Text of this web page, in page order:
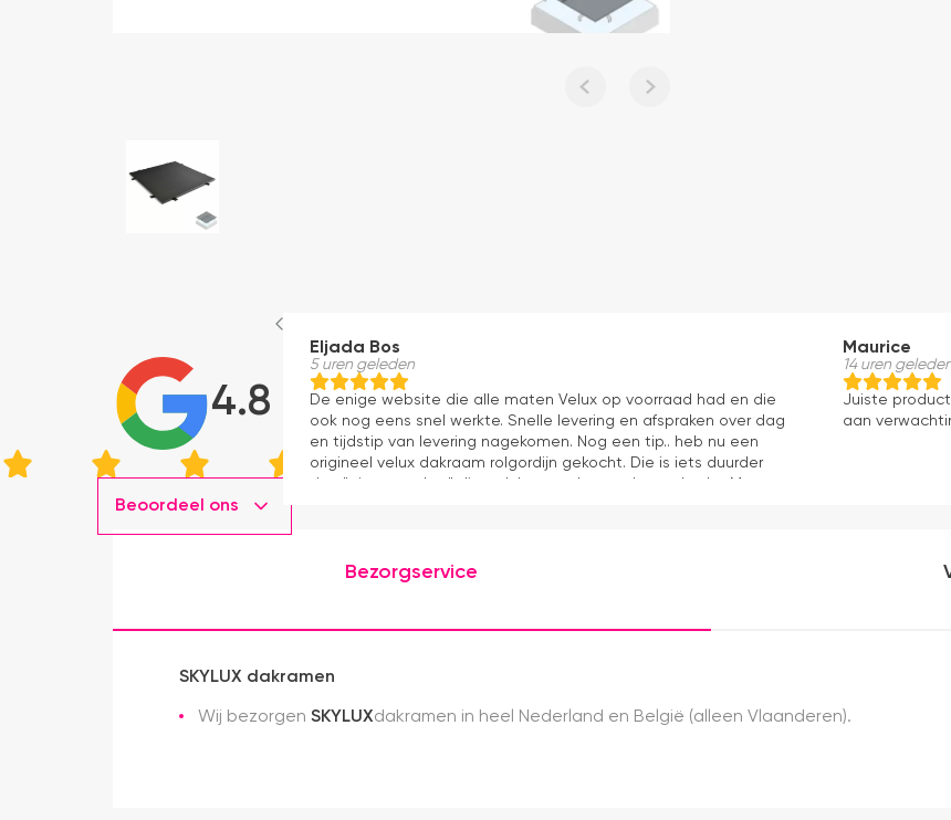
4.8
Beoordeel ons
Eljada Bos
5 uren geleden
De enige website die alle maten Velux op voorraad had en die
ook nog eens snel werkte. Snelle levering en afspraken over dag
en tijdstip van levering nagekomen. Nog een tip.. heb nu een
origineel velux dakraam rolgordijn gekocht. Die is iets duurder
Maurice
14 uren
Juiste
aan
Bezorgservice
SKYLUX dakramen
Wij bezorgen SKYLUXdakramen in heel Nederland en België (alleen Vlaanderen).